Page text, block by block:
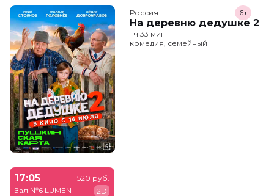
Россия
На деревню дедушке 2
6+
1 ч 33 мин
комедия, семейный
17:05
Зал №6 LUMEN
520 руб.
2D